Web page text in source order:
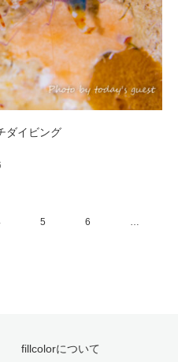
ダイビング
5 6 …
fillcolorについて